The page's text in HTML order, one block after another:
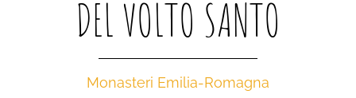
DEL VOLTO SANTO
Monasteri Emilia-Romagna